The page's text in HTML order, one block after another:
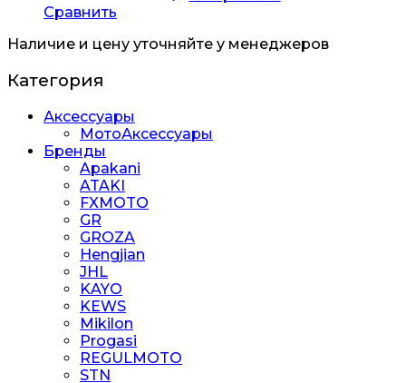
Сравнить
Наличие и цену уточняйте у менеджеров
Категория
Аксессуары
МотоАксессуары
Бренды
Apakani
ATAKI
FXMOTO
GR
GROZA
Hengjian
JHL
KAYO
KEWS
Mikilon
Progasi
REGULMOTO
STN